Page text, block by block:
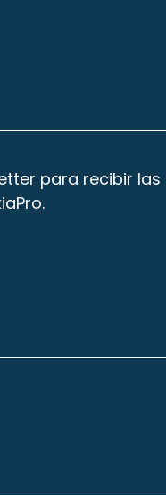
para recibir las